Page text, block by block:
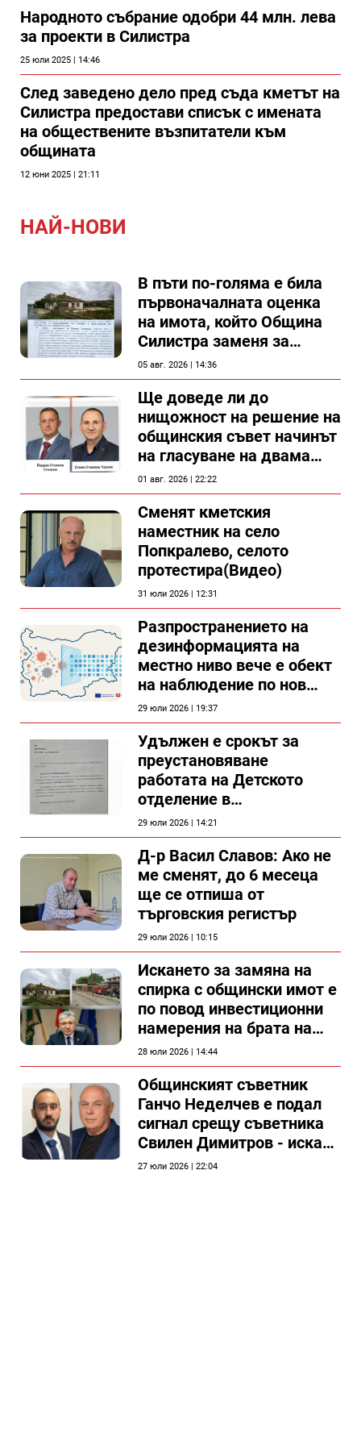
Народното събрание одобри 44 млн. лева
за проекти в Силистра
25 юли 2025 | 14:46
След заведено дело пред съда кметът на
Силистра предостави списък с имената
на обществените възпитатели към
общината
12 юни 2025 | 21:11
НАЙ-НОВИ
В пъти по-голяма е била
първоначалната оценка
на имота, който Община
Силистра заменя за
спирка, показват
документи
05 авг. 2026 | 14:36
Ще доведе ли до
нищожност на решение на
общинския съвет начинът
на гласуване на двама
съветници в Силистра?
01 авг. 2026 | 22:22
Сменят кметския
наместник на село
Попкралево, селото
протестира(Видео)
31 юли 2026 | 12:31
Разпространението на
дезинформацията на
местно ниво вече е обект
на наблюдение по нов
проект
29 юли 2026 | 19:37
Удължен е срокът за
преустановяване
работата на Детското
отделение в
силистренската болница
29 юли 2026 | 14:21
Д-р Васил Славов: Ако не
ме сменят, до 6 месеца
ще се отпиша от
търговския регистър
29 юли 2026 | 10:15
Искането за замяна на
спирка с общински имот е
по повод инвестиционни
намерения на брата на
председателя на
Общински съвет Силистра
28 юли 2026 | 14:44
Общинският съветник
Ганчо Неделчев е подал
сигнал срещу съветника
Свилен Димитров - иска
етичната комисия на
27 юли 2026 | 22:04